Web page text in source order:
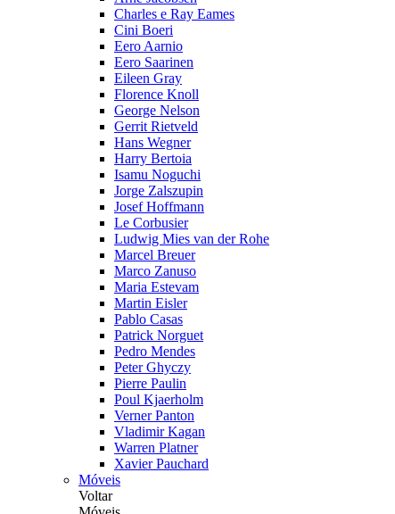
Charles e Ray Eames
Cini Boeri
Eero Aarnio
Eero Saarinen
Eileen Gray
Florence Knoll
George Nelson
Gerrit Rietveld
Hans Wegner
Harry Bertoia
Isamu Noguchi
Jorge Zalszupin
Josef Hoffmann
Le Corbusier
Ludwig Mies van der Rohe
Marcel Breuer
Marco Zanuso
Maria Estevam
Martin Eisler
Pablo Casas
Patrick Norguet
Pedro Mendes
Peter Ghyczy
Pierre Paulin
Poul Kjaerholm
Verner Panton
Vladimir Kagan
Warren Platner
Xavier Pauchard
Móveis
Voltar